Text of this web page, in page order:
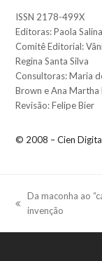
ISSN 2178-499X
Editoras: Paola
Comitê Editorial:
Regina Santa Silva
Consultoras: Maria
Brown e Ana Martha
Revisão: Felipe Bier
© 2008 – Cien
previous
Da maconha ao
invenção